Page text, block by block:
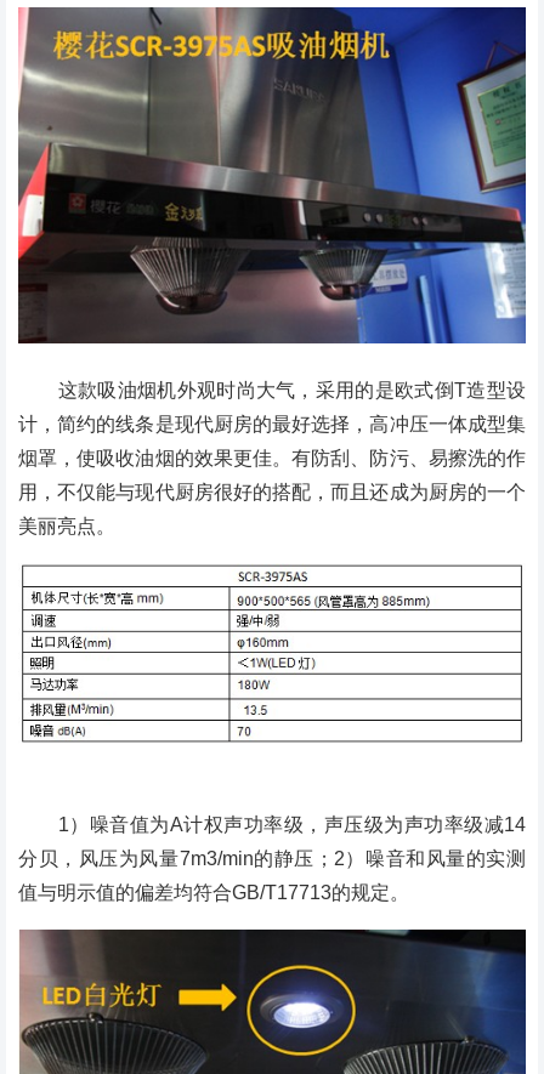
这款吸油烟机外观时尚大气，采用的是欧式倒T造型设
计，简约的线条是现代厨房的最好选择，高冲压一体成型集
烟罩，使吸收油烟的效果更佳。有防刮、防污、易擦洗的作
用，不仅能与现代厨房很好的搭配，而且还成为厨房的一个
美丽亮点。
1）噪音值为A计权声功率级，声压级为声功率级减14
分贝，风压为风量7m3/min的静压；2）噪音和风量的实测
值与明示值的偏差均符合GB/T17713的规定。